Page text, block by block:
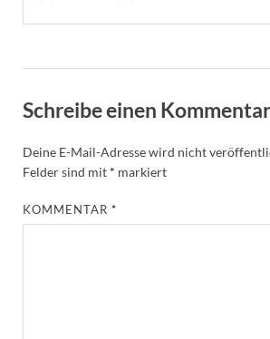
Schreibe einen Kommentar
Deine E-Mail-Adresse wird nicht
Felder sind mit * markiert
KOMMENTAR*